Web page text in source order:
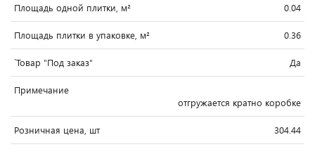
Площадь одной плитки, м² 0.04
Площадь плитки в упаковке, м² 0.36
`Товар "Под заказ" Да
Примечание
отгружается кратно коробке
Розничная цена, шт 304.44